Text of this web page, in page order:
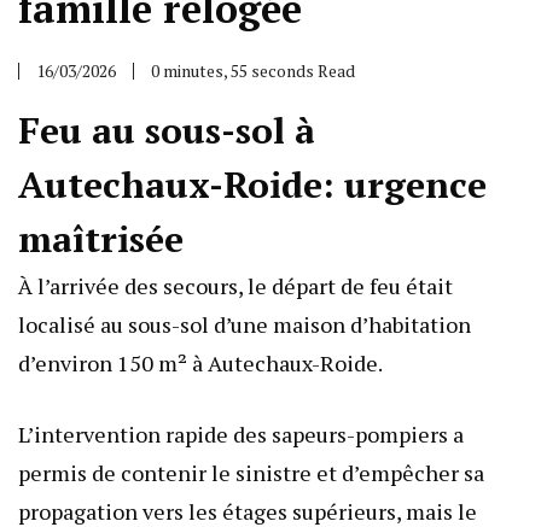
16/03/2026 0 minutes, 55 seconds Read
Feu au sous-sol à
Autechaux-Roide: urgence
maîtrisée
À l’arrivée des secours, le départ de feu était
localisé au sous-sol d’une maison d’habitation
d’environ 150 m² à Autechaux-Roide.
L’intervention rapide des sapeurs-pompiers a
permis de contenir le sinistre et d’empêcher sa
propagation vers les étages supérieurs, mais le